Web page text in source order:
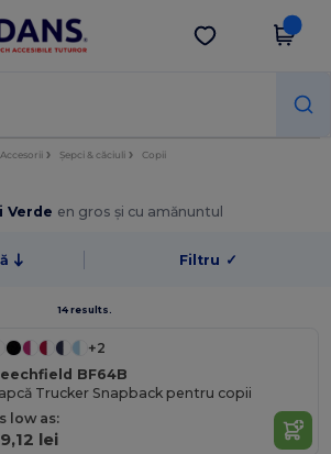
în aplicație!
Descarcă app
Șepci & căciuli Copii
Verde en gros și cu amănuntul
Filtru ✓
14 results.
+2
BF64B
Trucker Snapback pentru copii
low as:
lei